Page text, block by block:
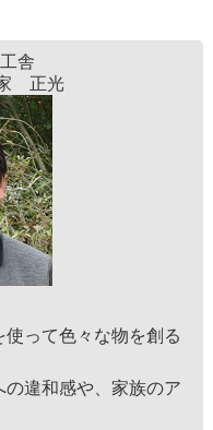
舎
正光
って色々な物を創る
の違和感や、家族のア